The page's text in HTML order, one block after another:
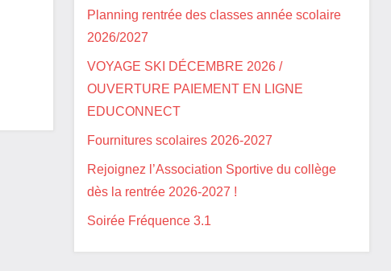
Planning rentrée des classes année scolaire
2026/2027
VOYAGE SKI DÉCEMBRE 2026 /
OUVERTURE PAIEMENT EN LIGNE
EDUCONNECT
Fournitures scolaires 2026-2027
Rejoignez l’Association Sportive du collège
dès la rentrée 2026-2027 !
Soirée Fréquence 3.1